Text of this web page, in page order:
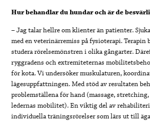
Hur behandlar du hundar och är de
– Jag talar hellre om klienter än patienter.
med en veterinärremiss på fysioterapi. Terapin
studera rörelsemönstren i olika gångarter.
ryggradens och extremiteternas
för kota. Vi undersöker muskulaturen,
lägesuppfattningen. Med stöd av resultaten
problemställena för hand (massage,
ledernas mobilitet). En viktig del av
individuella träningsrörelser som lärs ut till